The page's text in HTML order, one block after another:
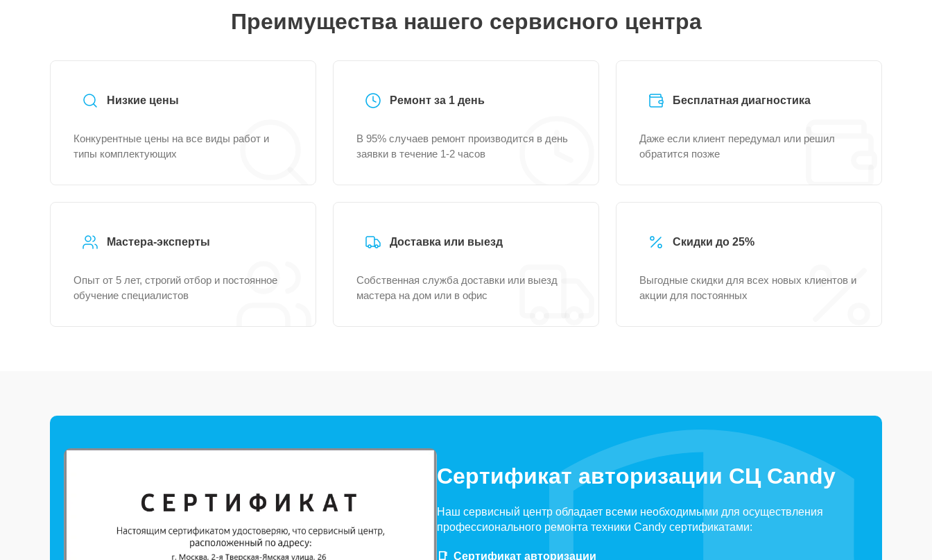
Преимущества нашего сервисного центра
Низкие цены
Конкурентные цены на все виды работ и
типы комплектующих
Ремонт за 1 день
В 95% случаев ремонт производится в день
заявки в течение 1-2 часов
Бесплатная диагностика
Даже если клиент передумал или решил
обратится позже
Мастера-эксперты
Опыт от 5 лет, строгий отбор и постоянное
обучение специалистов
Доставка или выезд
Собственная служба доставки или выезд
мастера на дом или в офис
Скидки до 25%
Выгодные скидки для всех новых клиентов и
акции для постоянных
Сертификат авторизации СЦ Candy
Наш сервисный центр обладает всеми необходимыми для осуществления
профессионального ремонта техники Candy сертификатами:
Сертификат авторизации